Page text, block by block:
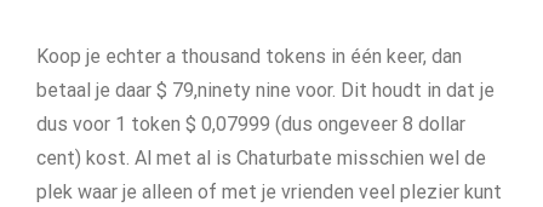
Koop je echter a thousand tokens in één keer, dan
betaal je daar $ 79,ninety nine voor. Dit houdt in dat je
dus voor 1 token $ 0,07999 (dus ongeveer 8 dollar
cent) kost. Al met al is Chaturbate misschien wel de
plek waar je alleen of met je vrienden veel plezier kunt